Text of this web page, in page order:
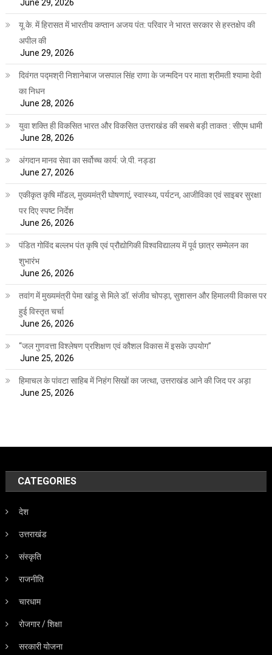
June 29, 2026
यू.के. में हिरासत में भारतीय कप्तान अजय पंत: परिवार ने भारत सरकार से हस्तक्षेप की
अपील की
June 29, 2026
दिवंगत पद्मश्री निशानेबाज जसपाल सिंह राणा के जन्मदिन पर माता श्रीमती श्यामा देवी
का निधन
June 28, 2026
युवा शक्ति ही विकसित भारत और विकसित उत्तराखंड की सबसे बड़ी ताकत : सीएम धामी
June 28, 2026
अंगदान मानव सेवा का सर्वोच्च कार्य: जे.पी. नड्डा
June 27, 2026
एकीकृत कृषि मॉडल, मुख्यमंत्री घोषणाएं, स्वास्थ्य, पर्यटन, आजीविका एवं साइबर सुरक्षा
पर दिए स्पष्ट निर्देश
June 26, 2026
पंडित गोविंद बल्लभ पंत कृषि एवं प्रौद्योगिकी विश्वविद्यालय में पूर्व छात्र सम्मेलन का
शुभारंभ
June 26, 2026
तवांग में मुख्यमंत्री पेमा खांडू से मिले डॉ. संजीव चोपड़ा, सुशासन और हिमालयी विकास पर
हुई विस्तृत चर्चा
June 26, 2026
“जल गुणवत्ता विश्लेषण प्रशिक्षण एवं कौशल विकास में इसके उपयोग”
June 25, 2026
हिमाचल के पांवटा साहिब में निहंग सिखों का जत्था, उत्तराखंड आने की जिद पर अड़ा
June 25, 2026
CATEGORIES
देश
उत्तराखंड
संस्कृति
राजनीति
चारधाम
रोजगार / शिक्षा
सरकारी योजना